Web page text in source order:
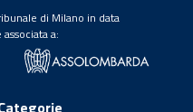
di Milano in data
a: